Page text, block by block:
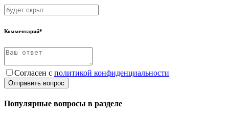
Комментарий*
Согласен с политикой конфиденциальности
Отправить вопрос
Популярные вопросы в разделе